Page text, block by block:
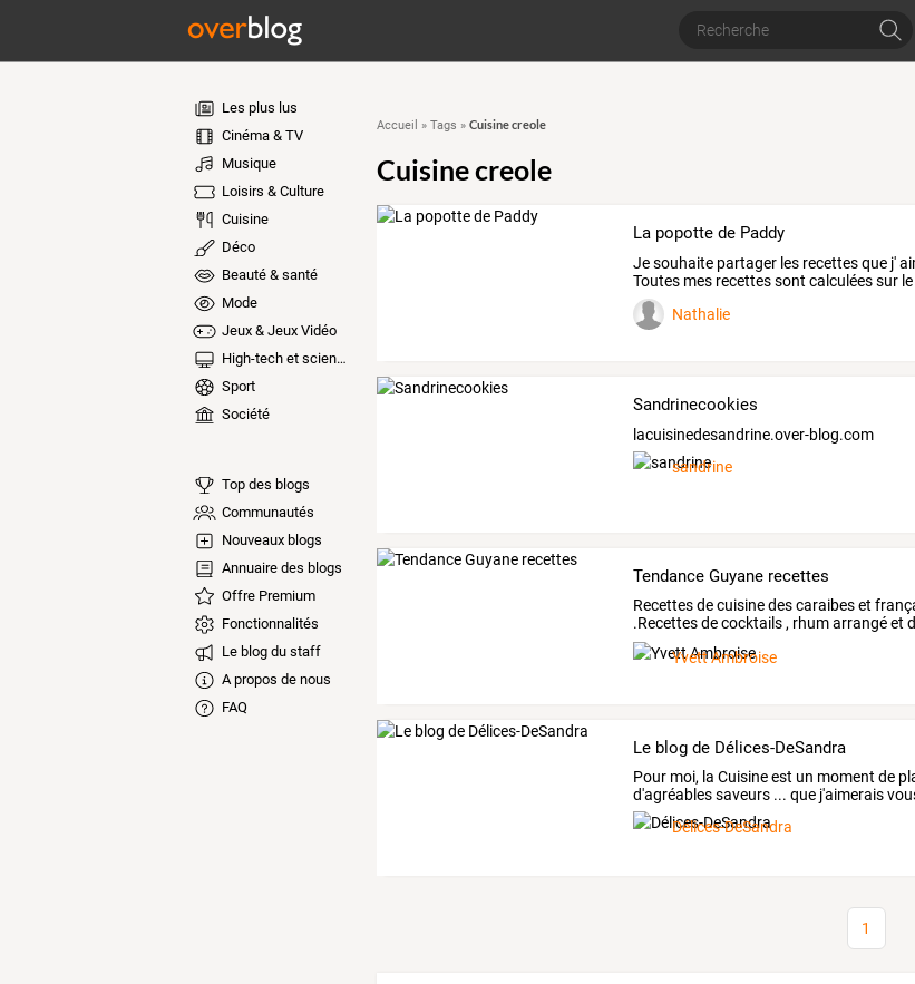
Les plus lus
Cinéma & TV
Musique
Loisirs & Culture
Cuisine
Déco
Beauté & santé
Mode
Jeux & Jeux Vidéo
High-tech et sciences
Sport
Société
Top des blogs
Communautés
Nouveaux blogs
Annuaire des blogs
Offre Premium
Fonctionnalités
Le blog du staff
A propos de nous
FAQ
Accueil » Tags » Cuisine creole
Cuisine creole
La popotte de Paddy
Jesouhaite partager les recettesque j'
Toutes mes recettessont calculéessur le
de…
Nathalie
Sandrinecookies
lacuisinedesandrine.over-blog.com
sandrine
Tendance Guyane recettes
Recettesdecuisinedescaraibeset
.Recettesdecocktails, rhumarrangéet
patisserie
Yvett Ambroise
Le blog de Délices-DeSandra
Pour moi, la Cuisineest un moment de
d'agréablessaveurs ... que j'aimerais
Délices-DeSandra
1